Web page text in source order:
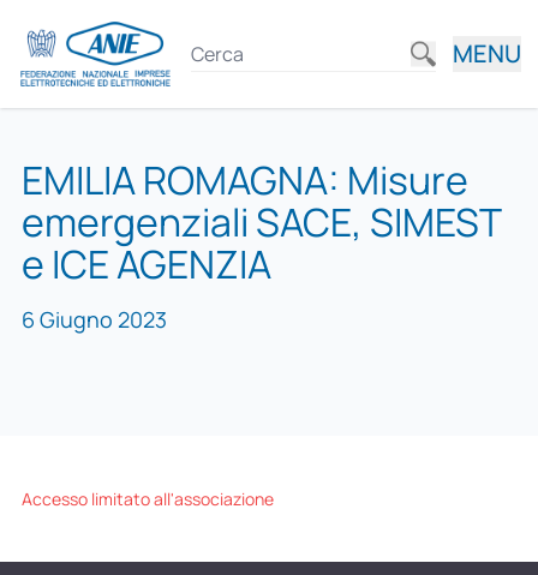
MENU
EMILIA ROMAGNA: Misure
emergenziali SACE, SIMEST
e ICE AGENZIA
6 Giugno 2023
Accesso limitato all'associazione